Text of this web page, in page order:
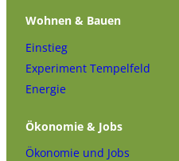
Wohnen & Bauen
Einstieg
Experiment Tempelfeld
Energie
Ökonomie & Jobs
Ökonomie und Jobs